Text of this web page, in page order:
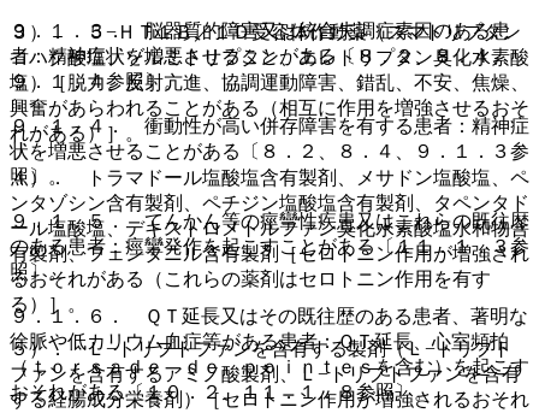
３）． ５−ＨＴ１Ｂ／１Ｄ受容体作動薬（スマトリプタン
コハク酸塩、ゾルミトリプタン、エレトリプタン臭化水素酸
塩）［脱力、反射亢進、協調運動障害、錯乱、不安、焦燥、
興奮があらわれることがある（相互に作用を増強させるおそ
れがある）］。
４）． トラマドール塩酸塩含有製剤、メサドン塩酸塩、ペ
ンタゾシン含有製剤、ペチジン塩酸塩含有製剤、タペンタド
ール塩酸塩、デキストロメトルファン臭化水素酸塩水和物含
有製剤、フェンタニル含有製剤［セロトニン作用が増強され
るおそれがある（これらの薬剤はセロトニン作用を有す
る）］。
５）． Ｌ−トリプトファンを含有する製剤（Ｌ−トリプト
ファンを含有するアミノ酸製剤、Ｌ−トリプトファンを含有
する経腸成分栄養剤）［セロトニン作用が増強されるおそれ
９．１．３． 脳器質的障害又は統合失調症素因のある患
者：精神症状を増悪させることがある〔８．２、８．４、
９．１．４参照〕。
９．１．４． 衝動性が高い併存障害を有する患者：精神症
状を増悪させることがある〔８．２、８．４、９．１．３参
照〕。
９．１．５． てんかん等の痙攣性疾患又はこれらの既往歴
のある患者：痙攣発作を起こすことがある〔１１．１．３参
照〕。
９．１．６． ＱＴ延長又はその既往歴のある患者、著明な
徐脈や低カリウム血症等がある患者：ＱＴ延長、心室頻拍
（ｔｏｒｓａｄｅ ｄｅ ｐｏｉｎｔｅｓを含む）を起こす
おそれがある〔１０．２、１１．１．８参照〕。